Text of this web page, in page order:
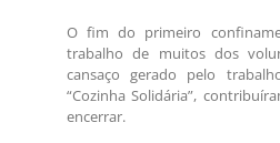
O fim do primeiro
trabalho de muitos dos
cansaço gerado pelo
“Cozinha Solidária”,
encerrar.